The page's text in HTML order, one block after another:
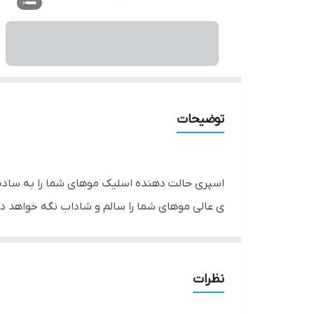
توضیحات
اسپری حالت دهنده اسلیک موهای شما را به
ی عالی موهای شما را سالم و شاداب نگه خواهد
نرم‌کردن و درخشندگی موها کمک می‌کند. سعی کنید
محصول دربرابر رطوبت مقاوم است و اگر در تماس با آب
نظرات